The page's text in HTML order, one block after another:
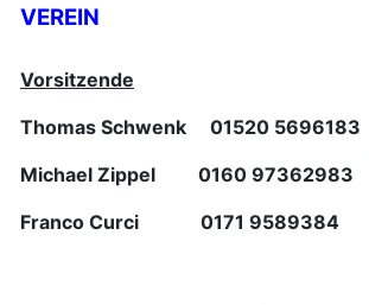
VEREIN
Vorsitzende
Thomas Schwenk
01520 5696183
Michael Zippel 0160 97362983
Franco Curci 0171 9589384